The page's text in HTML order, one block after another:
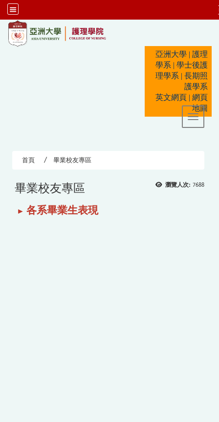
亞洲大學 | 護理
學系 | 學士後護
理學系 | 長期照
護學系
英文網頁 | 網頁
地圖
Toggle
首頁 畢業校友專區
瀏覽人次: 7688
畢業校友專區
► 各系畢業生表現